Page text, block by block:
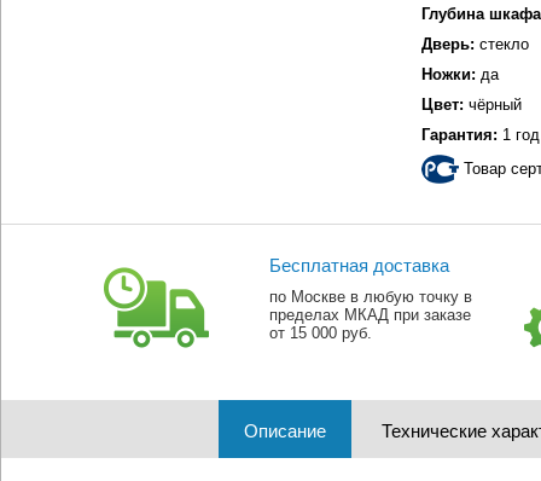
Глубина
Дверь: стекло
Ножки: да
Цвет: чёрный
Гарантия: 1 год
Товар
Бесплатная доставка
по Москве в любую точку в
пределах МКАД при заказе
от 15 000 руб.
Описание Технические